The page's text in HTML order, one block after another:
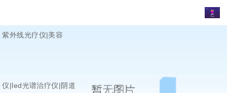
紫外线光疗仪|美容
仪|led光谱治疗仪|阴道